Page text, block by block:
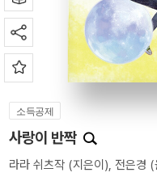
소득공제
사랑이 반짝
라라 쉬츠작 (지은이), 전은경 (